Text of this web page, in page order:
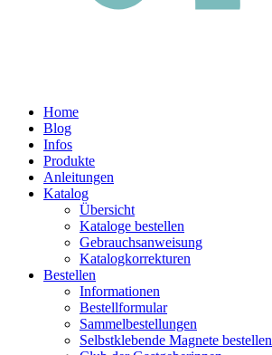
Home
Blog
Infos
Produkte
Anleitungen
Katalog
Übersicht
Kataloge bestellen
Gebrauchsanweisung
Katalogkorrekturen
Bestellen
Informationen
Bestellformular
Sammelbestellungen
Selbstklebende Magnete bestellen